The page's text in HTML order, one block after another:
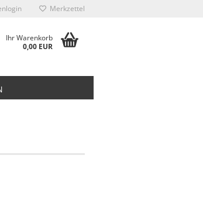
Merkzettel
Ihr Warenkorb
0,00 EUR